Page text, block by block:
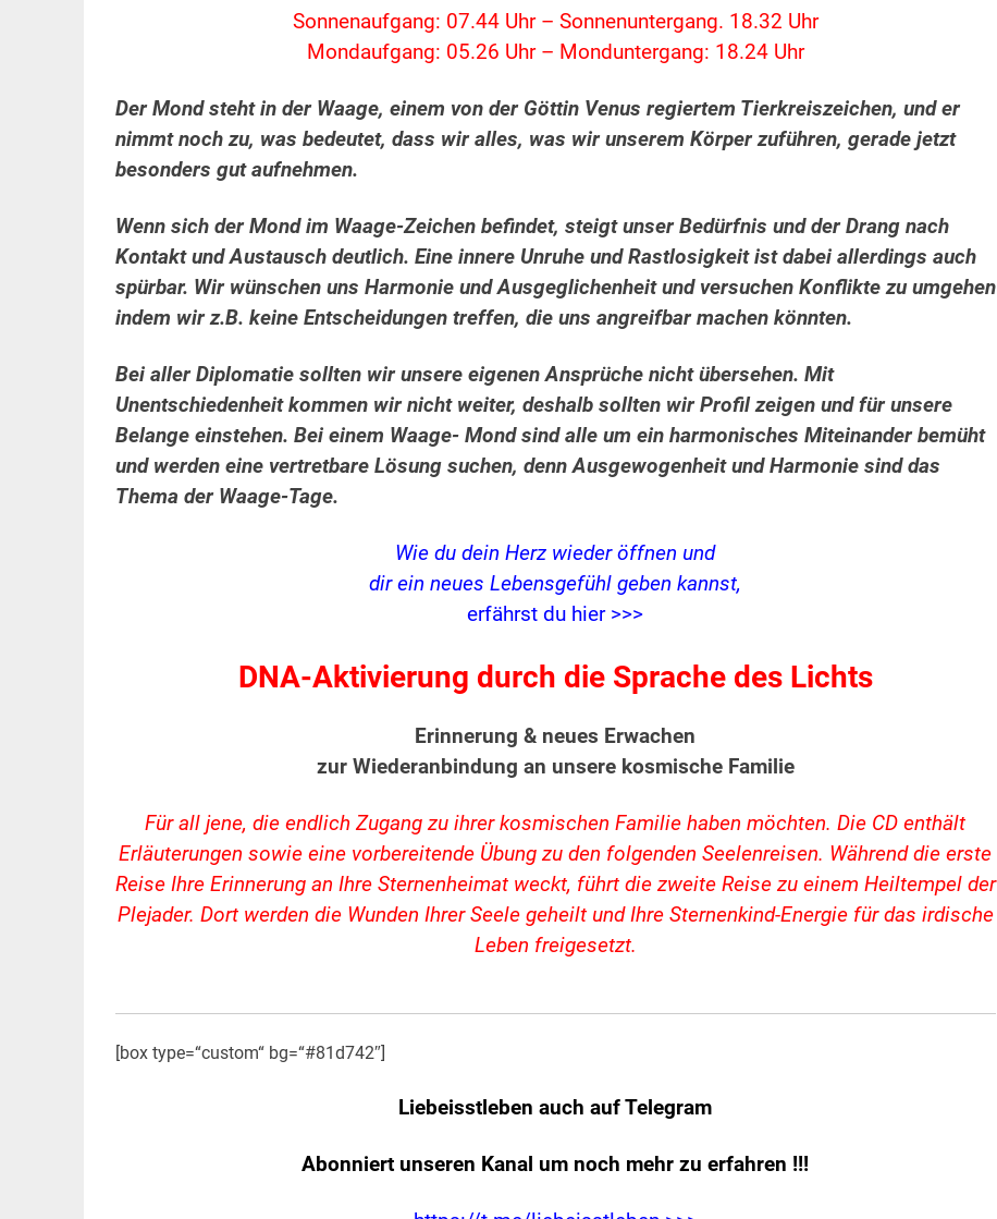
Sonnenaufgang: 07.44 Uhr – Sonnenuntergang. 18.32 Uhr
Mondaufgang: 05.26 Uhr – Monduntergang: 18.24 Uhr
Der Mond steht in der Waage, einem von der Göttin Venus regiertem Tierkreiszeichen, und er
nimmt noch zu, was bedeutet, dass wir alles, was wir unserem Körper zuführen, gerade jetzt
besonders gut aufnehmen.
Wenn sich der Mond im Waage-Zeichen befindet, steigt unser Bedürfnis und der Drang nach
Kontakt und Austausch deutlich. Eine innere Unruhe und Rastlosigkeit ist dabei allerdings auch
spürbar. Wir wünschen uns Harmonie und Ausgeglichenheit und versuchen Konflikte zu umgehen
indem wir z.B. keine Entscheidungen treffen, die uns angreifbar machen könnten.
Bei aller Diplomatie sollten wir unsere eigenen Ansprüche nicht übersehen. Mit
Unentschiedenheit kommen wir nicht weiter, deshalb sollten wir Profil zeigen und für unsere
Belange einstehen. Bei einem Waage- Mond sind alle um ein harmonisches Miteinander bemüht
und werden eine vertretbare Lösung suchen, denn Ausgewogenheit und Harmonie sind das
Thema der Waage-Tage.
Wie du dein Herz wieder öffnen und
dir ein neues Lebensgefühl geben kannst,
erfährst du hier >>>
DNA-Aktivierung durch die Sprache des Lichts
Erinnerung & neues Erwachen
zur Wiederanbindung an unsere kosmische Familie
Für all jene, die endlich Zugang zu ihrer kosmischen Familie haben möchten. Die CD enthält
Erläuterungen sowie eine vorbereitende Übung zu den folgenden Seelenreisen. Während die erste
Reise Ihre Erinnerung an Ihre Sternenheimat weckt, führt die zweite Reise zu einem Heiltempel der
Plejader. Dort werden die Wunden Ihrer Seele geheilt und Ihre Sternenkind-Energie für das irdische
Leben freigesetzt.
[box type=“custom“ bg=“#81d742″]
Liebeisstleben auch auf Telegram
Abonniert unseren Kanal um noch mehr zu erfahren !!!